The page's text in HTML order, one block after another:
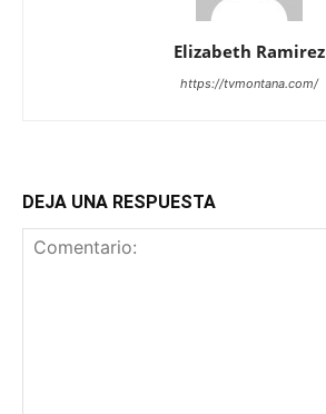
Elizabeth Ramirez
https://tvmontana.com/
DEJA UNA RESPUESTA